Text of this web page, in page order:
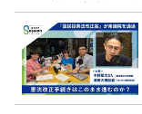
ジオ番組審議会か
＞